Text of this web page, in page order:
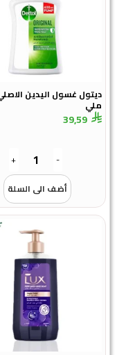
ملي
39,59
-
+
أضف الى السلة